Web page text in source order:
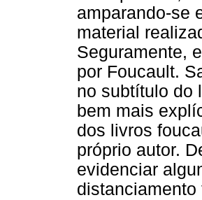
amparando-se
material
Seguramente,
por Foucault.
no subtítulo do
bem mais
dos livros
próprio autor.
evidenciar